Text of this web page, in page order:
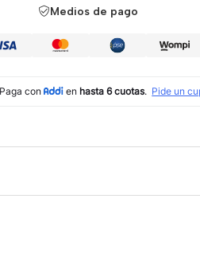
Medios de pago